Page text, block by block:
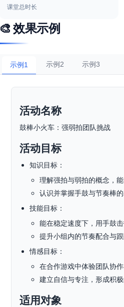
课堂总时长
🎨 效果示例
示例1 示例2 示例3
活动名称
鼓棒小火车：强弱拍团队挑战
活动目标
知识目标：
理解强拍与弱拍的概念，
认识并掌握手鼓与节奏棒
技能目标：
能在稳定速度下，用手鼓
提升小组内的节奏配合与
情感目标：
在合作游戏中体验团队协
建立自信与专注，形成积
适用对象